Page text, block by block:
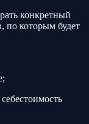
конкретный
по которым будет